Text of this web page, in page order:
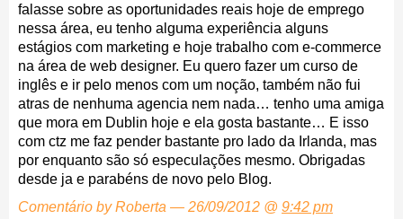
falasse sobre as oportunidades reais hoje de emprego
nessa área, eu tenho alguma experiência alguns
estágios com marketing e hoje trabalho com e-commerce
na área de web designer. Eu quero fazer um curso de
inglês e ir pelo menos com um noção, também não fui
atras de nenhuma agencia nem nada… tenho uma amiga
que mora em Dublin hoje e ela gosta bastante… E isso
com ctz me faz pender bastante pro lado da Irlanda, mas
por enquanto são só especulações mesmo. Obrigadas
desde ja e parabéns de novo pelo Blog.
Comentário by Roberta — 26/09/2012 @ 9:42 pm